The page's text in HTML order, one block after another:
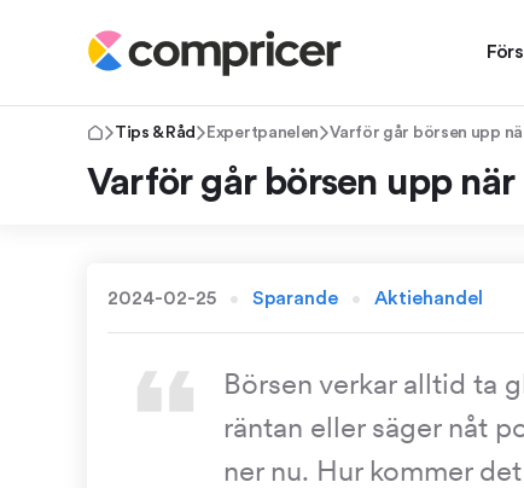
Tips & Råd Expertpanelen Varför går börsen upp
Varför går börsen upp
2024-02-25 Sparande Aktiehandel
Börsen verkar alltid ta
räntan eller säger nåt
ner nu. Hur kommer